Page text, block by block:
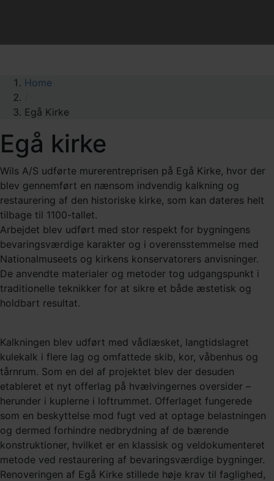
Home
Egå Kirke
Egå kirke
Wils A/S udførte murerentreprisen på Egå Kirke, hvor der
blev gennemført en nænsom indvendig kalkning og
restaurering af den historiske kirke, som kan dateres helt
tilbage til 1100-tallet.
Arbejdet blev udført med stor respekt for bygningens
bevaringsværdige karakter og i overensstemmelse med
Nationalmuseets og kirkens konservatorers anvisninger.
De anvendte materialer og metoder tog udgangspunkt i
traditionelle teknikker for at sikre et både æstetisk og
holdbart resultat.
Kalkningen blev udført med vådlæsket, langtidslagret
kulekalk i flere lag og omfattede skib, kor, våbenhus og
tårnrum. Som en del af projektet blev der desuden
etableret et nyt offerlag på hvælvingernes oversider –
herunder i kuplerne i loftrummet. Offerlaget fungerede
som en beskyttelse mod fugt ved at optage belastningen
og dermed forhindre nedbrydning af de bærende
konstruktioner, hvilket er en klassisk og veldokumenteret
metode ved restaurering af bevaringsværdige bygninger.
Renoveringen af Egå Kirke stillede høje krav til faglighed,